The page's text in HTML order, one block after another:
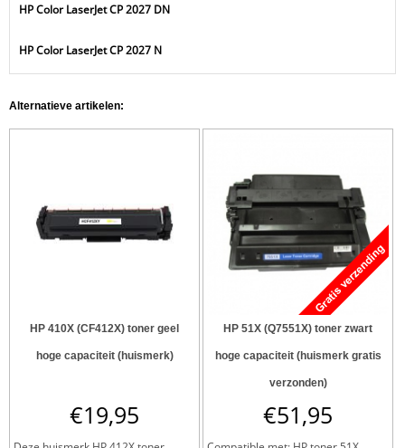
HP Color LaserJet CP 2027 DN
HP Color LaserJet CP 2027 N
Alternatieve artikelen:
HP 410X (CF412X) toner geel
hoge capaciteit (huismerk)
€19,95
HP 51X (Q7551X) toner zwart
hoge capaciteit (huismerk gratis
verzonden)
€51,95